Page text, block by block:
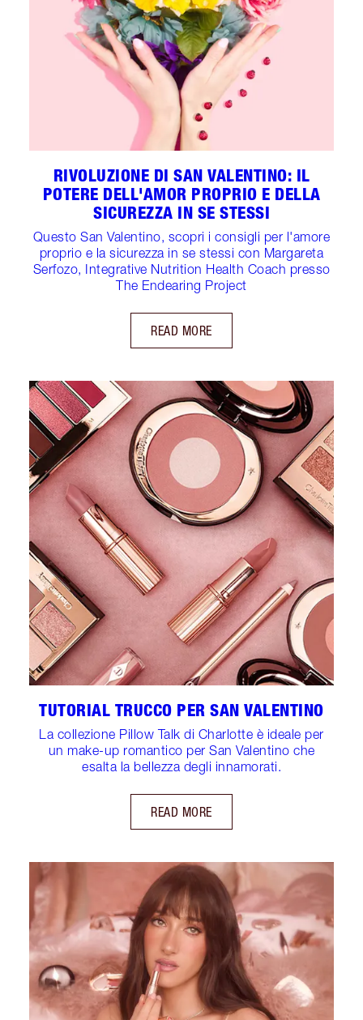
RIVOLUZIONE DI SAN VALENTINO: IL
POTERE DELL'AMOR PROPRIO E DELLA
SICUREZZA IN SE STESSI
Questo San Valentino, scopri i consigli per l'amore
proprio e la sicurezza in se stessi con Margareta
Serfozo, Integrative Nutrition Health Coach presso
The Endearing Project
READ MORE
TUTORIAL TRUCCO PER SAN VALENTINO
La collezione Pillow Talk di Charlotte è ideale per
un make-up romantico per San Valentino che
esalta la bellezza degli innamorati.
READ MORE